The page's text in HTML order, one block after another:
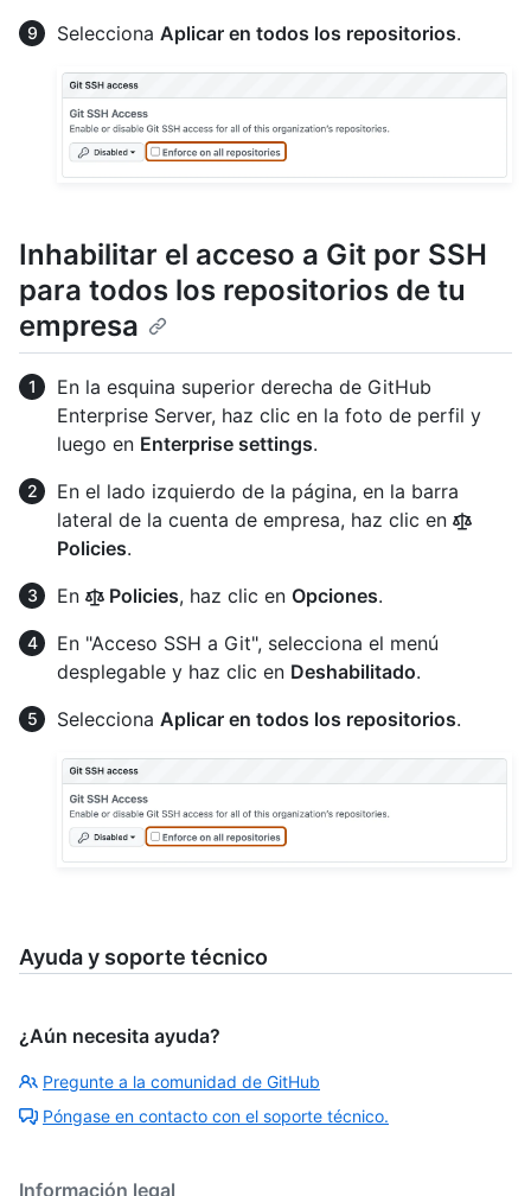
Selecciona Aplicar en todos los repositorios.
Inhabilitar el acceso a Git por SSH
para todos los repositorios de tu
empresa
En la esquina superior derecha de GitHub
Enterprise Server, haz clic en la foto de perfil y
luego en Enterprise settings.
En el lado izquierdo de la página, en la barra
lateral de la cuenta de empresa, haz clic en
Policies.
En
Policies, haz clic en Opciones.
En "Acceso SSH a Git", selecciona el menú
desplegable y haz clic en Deshabilitado.
Selecciona Aplicar en todos los repositorios.
Ayuda y soporte técnico
¿Aún necesita ayuda?
Pregunte a la comunidad de GitHub
Póngase en contacto con el soporte técnico.
Información legal